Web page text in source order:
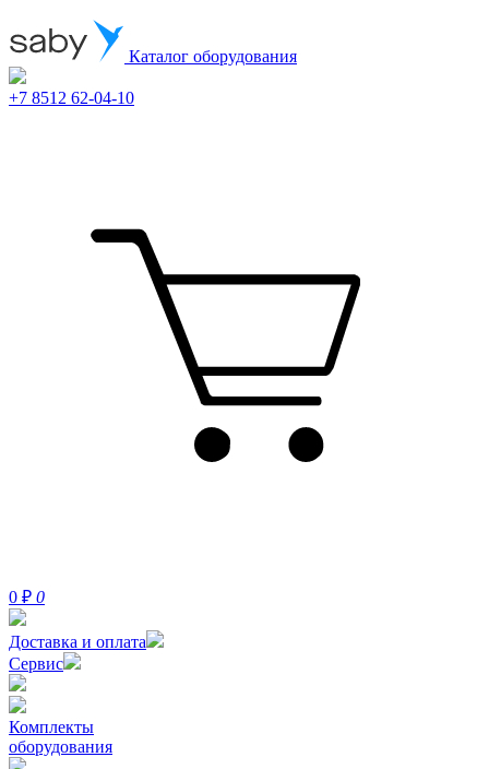
Каталог оборудования
+7 8512 62-04-10
0 ₽ 0
Доставка и оплата
Сервис
Комплекты
оборудования